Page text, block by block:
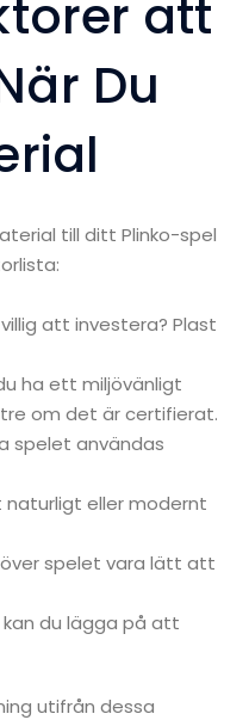
att
Du
till ditt Plinko-spel
att investera? Plast
ha ett miljövänligt
om det är certifierat.
spelet användas
naturligt eller modernt
spelet vara lätt att
du lägga på att
utifrån dessa